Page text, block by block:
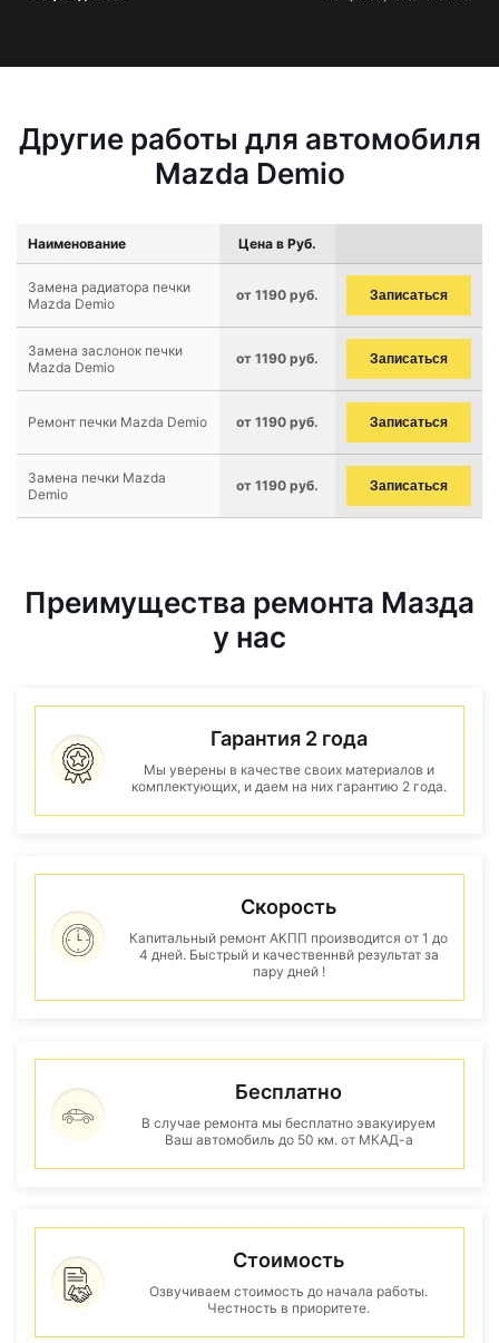
Другие работы для автомобиля
Mazda Demio
Наименование Цена в Руб.
Замена радиатора печки
Mazda Demio
от 1190 руб. Записаться
Замена заслонок печки
Mazda Demio
от 1190 руб. Записаться
Ремонт печки Mazda Demio от 1190 руб. Записаться
Замена печки Mazda
Demio
от 1190 руб. Записаться
Преимущества ремонта Мазда
у нас
Гарантия 2 года
Мы уверены в качестве своих материалов и
комплектующих, и даем на них гарантию 2 года.
Скорость
Капитальный ремонт АКПП производится от 1 до
4 дней. Быстрый и качественнвй результат за
пару дней !
Бесплатно
В случае ремонта мы бесплатно эвакуируем
Ваш автомобиль до 50 км. от МКАД-а
Стоимость
Озвучиваем стоимость до начала работы.
Честность в приоритете.